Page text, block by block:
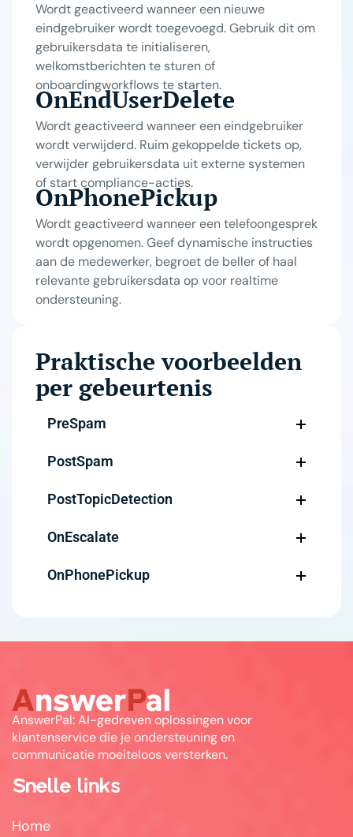
Wordt geactiveerd wanneer een nieuwe
eindgebruiker wordt toegevoegd. Gebruik dit om
gebruikersdata te initialiseren,
welkomstberichten te sturen of
onboardingworkflows te starten.
OnEndUserDelete
Wordt geactiveerd wanneer een eindgebruiker
wordt verwijderd. Ruim gekoppelde tickets op,
verwijder gebruikersdata uit externe systemen
of start compliance-acties.
OnPhonePickup
Wordt geactiveerd wanneer een telefoongesprek
wordt opgenomen. Geef dynamische instructies
aan de medewerker, begroet de beller of haal
relevante gebruikersdata op voor realtime
ondersteuning.
Praktische voorbeelden
per gebeurtenis
PreSpam
PostSpam
PostTopicDetection
OnEscalate
OnPhonePickup
AnswerPal: AI-gedreven oplossingen voor
klantenservice die je ondersteuning en
communicatie moeiteloos versterken.
Snelle links
Home